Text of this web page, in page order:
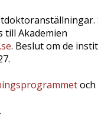
till Akademien
. Beslut om de
och